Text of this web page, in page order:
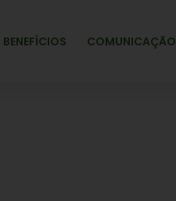
BENEFÍCIOS COMUNICAÇÃO